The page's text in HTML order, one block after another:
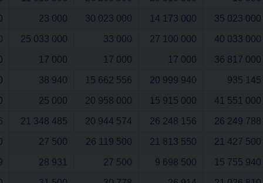
23 000 30 023 000 14 173 000 35 023 000
25 033 000 33 000 27 100 000 40 033 000
17 000 17 000 17 000 36 817 000
38 940 15 662 556 20 999 940 935 145
25 000 20 958 000 15 915 000 41 551 000
21 348 485 20 944 574 26 248 156 26 249 788
27 500 26 119 500 21 813 550 21 427 500
28 931 27 500 9 698 500 15 755 940